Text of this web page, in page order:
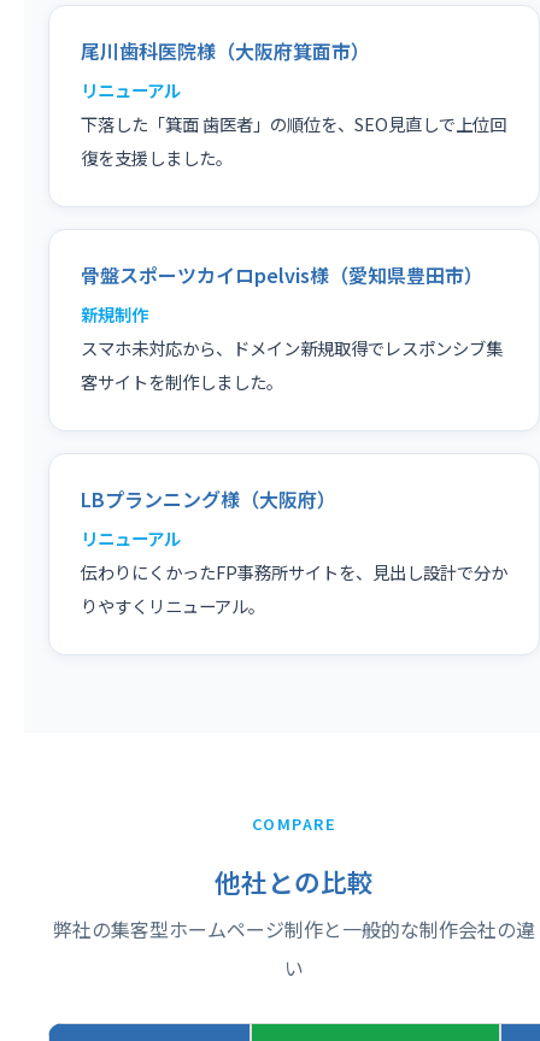
尾川歯科医院様（大阪府箕面市）
リニューアル
下落した「箕面 歯医者」の順位を、SEO見直しで上位回
復を支援しました。
骨盤スポーツカイロpelvis様（愛知県豊田市）
新規制作
スマホ未対応から、ドメイン新規取得でレスポンシブ集
客サイトを制作しました。
LBプランニング様（大阪府）
リニューアル
伝わりにくかったFP事務所サイトを、見出し設計で分か
りやすくリニューアル。
COMPARE
他社との比較
弊社の集客型ホームページ制作と一般的な制作会社の違
い